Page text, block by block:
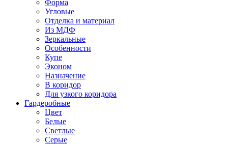
Форма
Угловые
Отделка и материал
Из МДФ
Зеркальные
Особенности
Купе
Эконом
Назначение
В коридор
Для узкого коридора
Гардеробные
Цвет
Белые
Светлые
Серые